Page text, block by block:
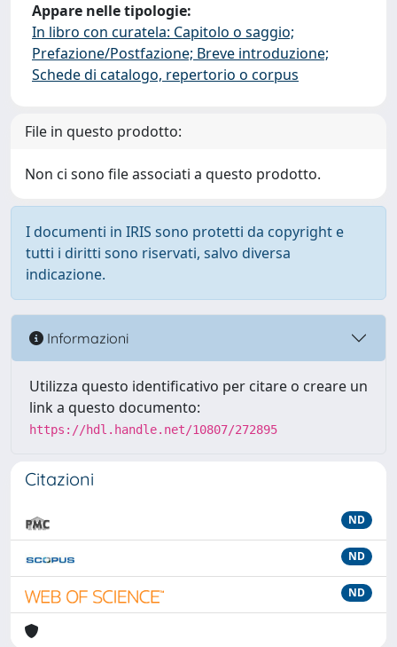
Appare nelle tipologie:
In libro con curatela: Capitolo o saggio;
Prefazione/Postfazione; Breve introduzione;
Schede di catalogo, repertorio o corpus
File in questo prodotto:
Non ci sono file associati a questo prodotto.
I documenti in IRIS sono protetti da copyright e
tutti i diritti sono riservati, salvo diversa
indicazione.
Informazioni
Utilizza questo identificativo per citare o creare un
link a questo documento:
https://hdl.handle.net/10807/272895
Citazioni
ND
ND
ND